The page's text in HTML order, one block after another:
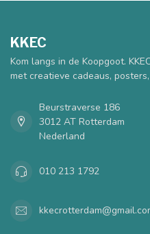
KKEC
Kom langs in de Koopgoot.
met creatieve cadeaus,
Beurstraverse 186
3012 AT Rotterdam
Nederland
010 213 1792